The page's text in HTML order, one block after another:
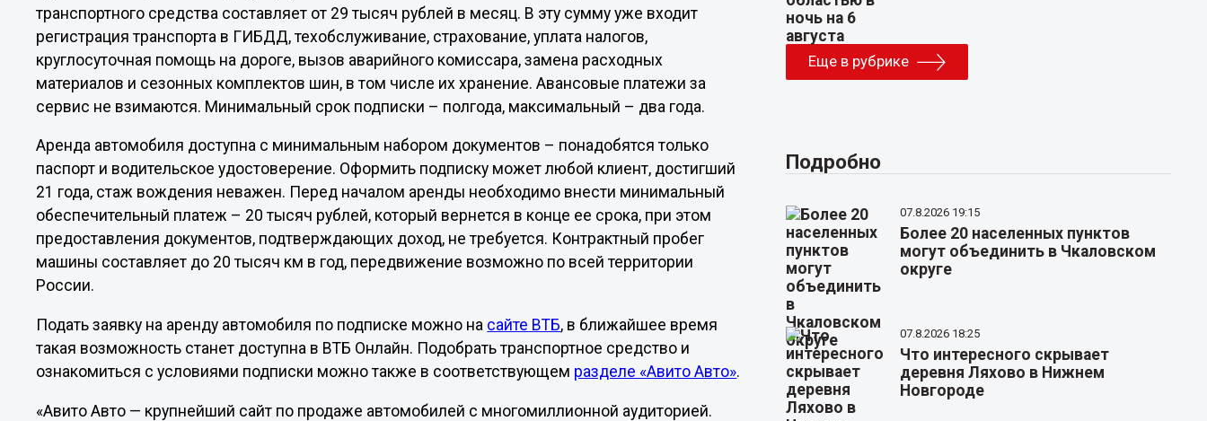
транспортного средства составляет от 29 тысяч рублей в месяц. В эту сумму уже входит
регистрация транспорта в ГИБДД, техобслуживание, страхование, уплата налогов,
круглосуточная помощь на дороге, вызов аварийного комиссара, замена расходных
материалов и сезонных комплектов шин, в том числе их хранение. Авансовые платежи за
сервис не взимаются. Минимальный срок подписки – полгода, максимальный – два года.
Аренда автомобиля доступна с минимальным набором документов – понадобятся только
паспорт и водительское удостоверение. Оформить подписку может любой клиент, достигший
21 года, стаж вождения неважен. Перед началом аренды необходимо внести минимальный
обеспечительный платеж – 20 тысяч рублей, который вернется в конце ее срока, при этом
предоставления документов, подтверждающих доход, не требуется. Контрактный пробег
машины составляет до 20 тысяч км в год, передвижение возможно по всей территории
России.
Подать заявку на аренду автомобиля по подписке можно на сайте ВТБ, в ближайшее время
такая возможность станет доступна в ВТБ Онлайн. Подобрать транспортное средство и
ознакомиться с условиями подписки можно также в соответствующем разделе «Авито Авто».
«Авито Авто — крупнейший сайт по продаже автомобилей с многомиллионной аудиторией.
Еще в рубрике
Подробно
07.8.2026 19:15
Более 20 населенных пунктов
могут объединить в Чкаловском
округе
07.8.2026 18:25
Что интересного скрывает
деревня Ляхово в Нижнем
Новгороде